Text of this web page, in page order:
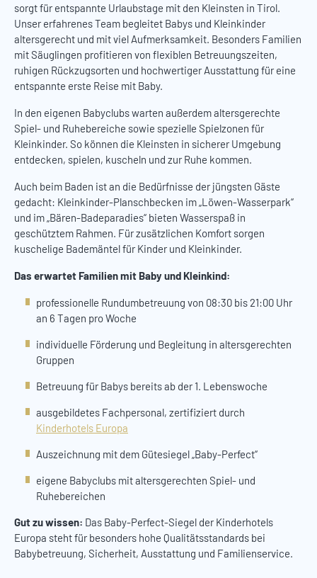
sorgt für entspannte Urlaubstage mit den Kleinsten in Tirol.
Unser erfahrenes Team begleitet Babys und Kleinkinder
altersgerecht und mit viel Aufmerksamkeit. Besonders Familien
mit Säuglingen profitieren von flexiblen Betreuungszeiten,
ruhigen Rückzugsorten und hochwertiger Ausstattung für eine
entspannte erste Reise mit Baby.
In den eigenen Babyclubs warten außerdem altersgerechte
Spiel- und Ruhebereiche sowie spezielle Spielzonen für
Kleinkinder. So können die Kleinsten in sicherer Umgebung
entdecken, spielen, kuscheln und zur Ruhe kommen.
Auch beim Baden ist an die Bedürfnisse der jüngsten Gäste
gedacht: Kleinkinder-Planschbecken im „Löwen-Wasserpark“
und im „Bären-Badeparadies“ bieten Wasserspaß in
geschütztem Rahmen. Für zusätzlichen Komfort sorgen
kuschelige Bademäntel für Kinder und Kleinkinder.
Das erwartet Familien mit Baby und Kleinkind:
professionelle Rundumbetreuung von 08:30 bis 21:00 Uhr
an 6 Tagen pro Woche
individuelle Förderung und Begleitung in altersgerechten
Gruppen
Betreuung für Babys bereits ab der 1. Lebenswoche
ausgebildetes Fachpersonal, zertifiziert durch
Kinderhotels Europa
Auszeichnung mit dem Gütesiegel „Baby-Perfect“
eigene Babyclubs mit altersgerechten Spiel- und
Ruhebereichen
Gut zu wissen: Das Baby-Perfect-Siegel der Kinderhotels
Europa steht für besonders hohe Qualitätsstandards bei
Babybetreuung, Sicherheit, Ausstattung und Familienservice.